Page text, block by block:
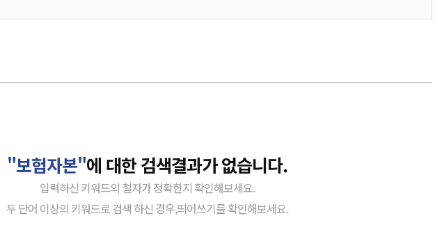
"보험자본"에 대한 검색결과가 없습니다.
입력하신 키워드의 철자가 정확한지 확인해보세요.
두 단어 이상의 키워드로 검색 하신 경우,띄어쓰기를 확인해보세요.